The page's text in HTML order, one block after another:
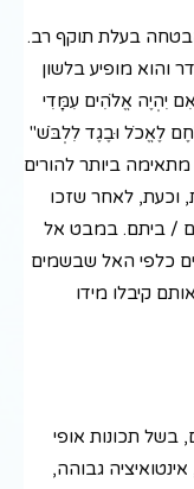
בעלת תוקף רב.
והוא מופיע בלשון
יִהְיֶה אֱלֹהִים עִמָּדִי
לֶאֱכֹל וּבֶגֶד לִלְבֹּשׁ"
ביותר להורים
וכעת, לאחר שזכו
/ ביתם. במבט אל
כלפי האל שבשמים
קיבלו מידו
בשל תכונות אופי
גבוהה,